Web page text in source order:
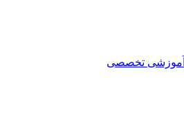
آموزشی تخصصی